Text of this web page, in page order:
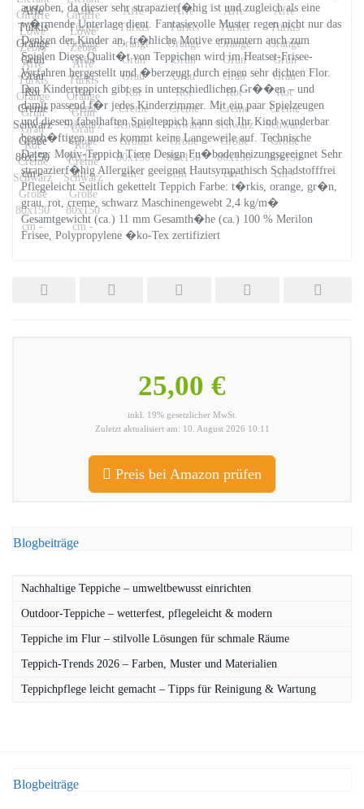
austoben, da dieser sehr strapazierf�hig ist und zugleich als eine
w�rmende Unterlage dient. Fantasievolle Muster regen nicht nur das
Denken der Kinder an, fr�hliche Motive ermuntern auch zum
Spielen Diese Qualit�t von Teppichen wird im Heatset-Frisee-
Verfahren hergestellt und �berzeugt durch einen sehr dichten Flor.
Den Kinderteppich gibt es in unterschiedlichen Gr��en – und
damit passend f�r jedes Kinderzimmer. Mit ein paar Spielzeugen
und diesem fabelhaften Spielteppich kann sich Ihr Kind wunderbar
besch�ftigen und es kommt keine Langeweile auf. Technische
Daten: Motiv-Teppich Tiere Design Fu�bodenheizungsgeeignet Sehr
strapazierf�hig Allergiker geeignet Hautsympathisch Schadstofffrei
Pflegeleicht Seitlich gekettelt Teppich Farbe: t�rkis, orange, gr�n,
grau, rot, creme, schwarz Maschinengewebt 2,4 kg/m�
Gesamtgewicht (ca.) 11 mm Gesamth�he (ca.) 100 % Merilon
Frisee, Polypropylene �ko-Tex zertifiziert
25,00 €
inkl. 19% gesetzlicher MwSt.
Zuletzt aktualisiert am: 10. August 2026 10:11
Preis bei Amazon prüfen
Blogbeiträge
Nachhaltige Teppiche – umweltbewusst einrichten
Outdoor-Teppiche – wetterfest, pflegeleicht & modern
Teppiche im Flur – stilvolle Lösungen für schmale Räume
Teppich-Trends 2026 – Farben, Muster und Materialien
Teppichpflege leicht gemacht – Tipps für Reinigung & Wartung
Blogbeiträge